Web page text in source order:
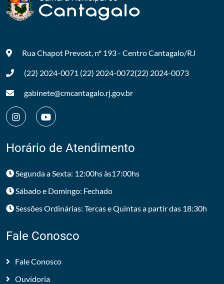
Rua Chapot Prevost, nº 193 - CentroCantagalo/RJ
(22) 2024-0071 (22) 2024-0072(22) 2024-0073
gabinete@cmcantagalo.rj.gov.br
Horário de Atendimento
Segunda a Sexta: 12:00hs às17:00hs
Sábado e Domingo: Fechado
Sessões Ordinárias: Tercas e Quintas a partir das 18:30h
Fale Conosco
Fale Conosco
Ouvidoria